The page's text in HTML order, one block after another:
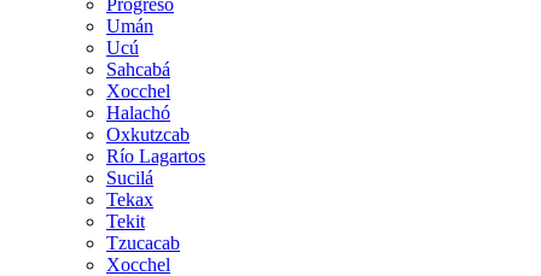
Progreso
Umán
Ucú
Sahcabá
Xocchel
Halachó
Oxkutzcab
Río Lagartos
Sucilá
Tekax
Tekit
Tzucacab
Xocchel